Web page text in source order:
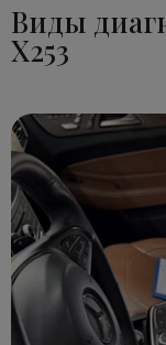
Виды
X253